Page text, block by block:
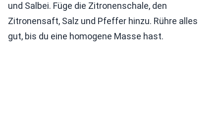
und Salbei. Füge die Zitronenschale, den
Zitronensaft, Salz und Pfeffer hinzu. Rühre alles
gut, bis du eine homogene Masse hast.